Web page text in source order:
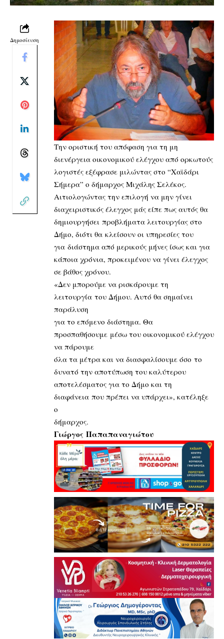
Δημοσίευση
Την οριστική του απόφαση για τη μη
διενέργεια οικονομικού ελέγχου από ορκωτούς
λογιστές εξέφρασε μιλώντας στο “Χαϊδάρι
Σήμερα” ο δήμαρχος Μιχάλης Σελέκος.
Αιτιολογώντας την επιλογή να μην γίνει
διαχειριστικός έλεγχος μάς είπε πως αυτός θα
δημιουργήσει προβλήματα λειτουργίας στο
Δήμο, διότι θα κλείσουν οι υπηρεσίες του
για διάστημα από μερικούς μήνες ίσως και για
κάποια χρόνια, προκειμένου να γίνει έλεγχος
σε βάθος χρόνου.
«Δεν μπορούμε να ρισκάρουμε τη
λειτουργία του Δήμου. Αυτό θα σημαίνει
παράλυση
για το επόμενο διάστημα. Θα
προσπαθήσουμε μέσω του οικονομικού ελέγχου
να πάρουμε
όλα τα μέτρα και να διασφαλίσουμε όσο το
δυνατό την αποτύπωση του καλύτερου
αποτελέσματος για το Δήμο και τη
διαφάνεια που πρέπει να υπάρχει», κατέληξε
ο
δήμαρχος.
Γιώργος Παπαπαναγιώτου